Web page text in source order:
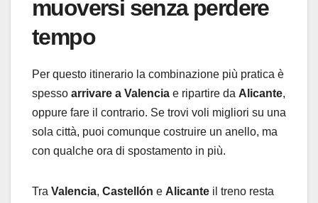
muoversi senza perdere
tempo
Per questo itinerario la combinazione più pratica è
spesso arrivare a Valencia e ripartire da Alicante,
oppure fare il contrario. Se trovi voli migliori su una
sola città, puoi comunque costruire un anello, ma
con qualche ora di spostamento in più.
Tra Valencia, Castellón e Alicante il treno resta